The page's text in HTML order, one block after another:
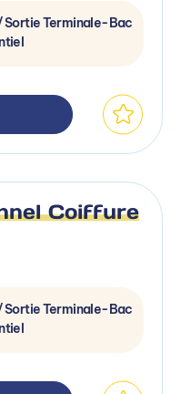
Sortie Terminale-Bac
Coiffure
Sortie Terminale-Bac